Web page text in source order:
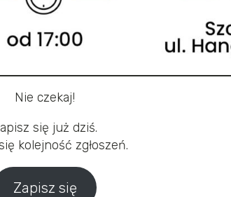
Nie czekaj!
się już dziś.
kolejność zgłoszeń.
Zapisz się